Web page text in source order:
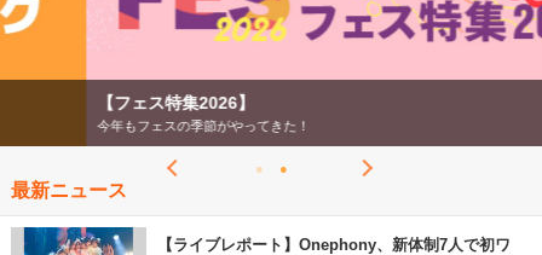
【フェス特集2026】
今年もフェスの季節がやってきた！
最新ニュース
【ライブレポート】Onephony、新体制7人で初ワ